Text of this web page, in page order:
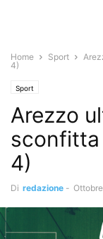
Home Sport
4)
Sport
Arezzo
sconfitta
4)
Di redazione -